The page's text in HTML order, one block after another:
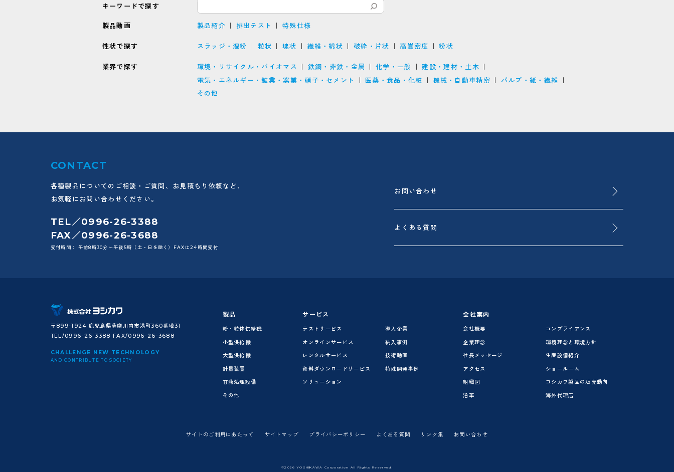
キーワードで探す
製品動画 製品紹介 排出テスト 特殊仕様
性状で探す スラッジ・湿粉 粒状 塊状 繊維・綿状 破砕・片状 高嵩密度 粉状
業界で探す 環境・リサイクル・バイオマス 鉄鋼・非鉄・金属 化学・一般
建設・建材・土木
電気・エネルギー・鉱業・窯業・硝子・セメント
医薬・食品・化粧 機械・自動車精密
パルプ・紙・繊維
その他
CONTACT
各種製品についてのご相談・ご質問、お見積もり依頼など、
お気軽にお問い合わせください。
TEL／0996-26-3388
FAX／0996-26-3688
受付時間： 午前8時30分〜午後5時（土・日を除く）FAXは24時間受付
お問い合わせ
よくある質問
〒899-1924 鹿児島県薩摩川内市港町360番地31
TEL/0996-26-3388 FAX/0996-26-3688
CHALLENGE NEW TECHNOLOGY
AND CONTRIBUTE TO SOCIETY
製品
粉・粒体供給機
小型供給機
大型供給機
計量装置
甘藷処理設備
その他
サービス
テストサービス
オンラインサービス
レンタルサービス
資料ダウンロードサービス
ソリューション
導入企業
納入事例
技術動画
特殊開発事例
会社案内
会社概要
企業理念
社長メッセージ
アクセス
組織図
沿革
コンプライアンス
環境理念と環境方針
生産設備紹介
ショールーム
ヨシカワ製品の販売動向
海外代理店
サイトのご利用にあたって サイトマップ プライバシーポリシー よくある質問 リンク集 お問い合わせ
©2026 YOSHIKAWA Corporation All Rights Reserved.